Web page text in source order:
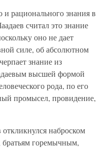
рационального знания в
считал это знание
оно не дает
силе, об абсолютном
знание из
высшей формой
рода, по его
промысел, провидение,
наброском
горемычным,